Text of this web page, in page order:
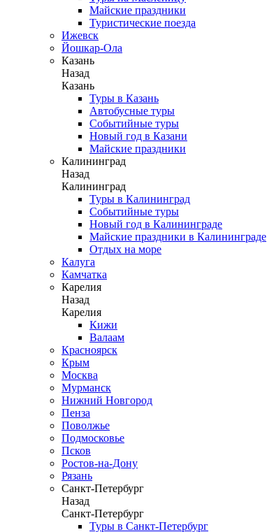
Майские праздники
Туристические поезда
Ижевск
Йошкар-Ола
Казань
Назад
Казань
Туры в Казань
Автобусные туры
Событийные туры
Новый год в Казани
Майские праздники
Калининград
Назад
Калининград
Туры в Калининград
Событийные туры
Новый год в Калининграде
Майские праздники в Калининграде
Отдых на море
Калуга
Камчатка
Карелия
Назад
Карелия
Кижи
Валаам
Красноярск
Крым
Москва
Мурманск
Нижний Новгород
Пенза
Поволжье
Подмосковье
Псков
Ростов-на-Дону
Рязань
Санкт-Петербург
Назад
Санкт-Петербург
Туры в Санкт-Петербург